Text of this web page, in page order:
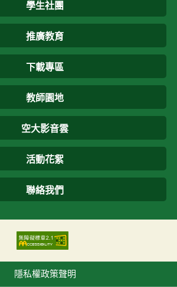
學生社團
推廣教育
下載專區
教師園地
空大影音雲
活動花絮
聯絡我們
隱私權政策聲明